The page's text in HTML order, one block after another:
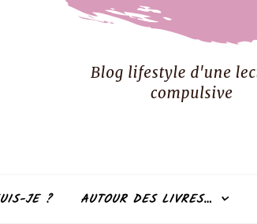
JE ? AUTOUR DES LIVRES…